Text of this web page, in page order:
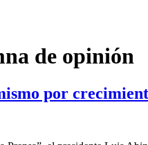
de opinión
por